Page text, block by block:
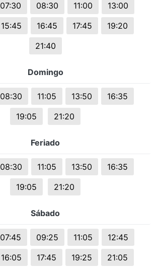
07:30 08:30 11:00
13:00
15:45 16:45 17:45
19:20
21:40
Domingo
08:30 11:05 13:50
16:35
19:05
21:20
Feriado
08:30 11:05 13:50
16:35
19:05
21:20
Sábado
07:45 09:25 11:05
12:45
16:05 17:45 19:25 21:05